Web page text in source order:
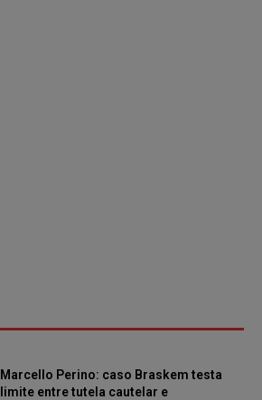
Marcello Perino: caso Braskem testa
limite entre tutela cautelar e